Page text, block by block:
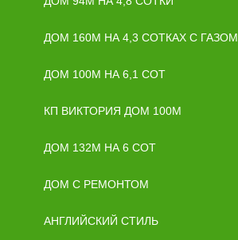
ДОМ 160М НА 4,3 СОТКАХ С ГАЗОМ
ДОМ 100М НА 6,1 СОТ
КП ВИКТОРИЯ ДОМ 100М
ДОМ 132М НА 6 СОТ
ДОМ С РЕМОНТОМ
АНГЛИЙСКИЙ СТИЛЬ